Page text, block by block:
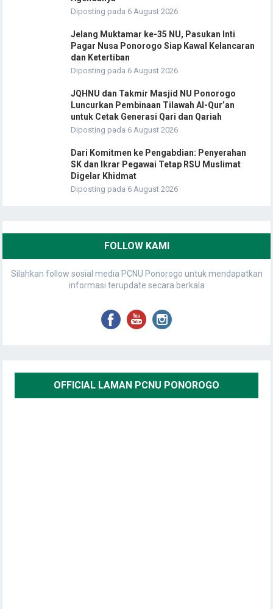
Diposting pada 6 August 2026
Jelang Muktamar ke-35 NU, Pasukan Inti
Pagar Nusa Ponorogo Siap Kawal Kelancaran
dan Ketertiban
Diposting pada 6 August 2026
JQHNU dan Takmir Masjid NU Ponorogo
Luncurkan Pembinaan Tilawah Al-Qur’an
untuk Cetak Generasi Qari dan Qariah
Diposting pada 6 August 2026
Dari Komitmen ke Pengabdian: Penyerahan
SK dan Ikrar Pegawai Tetap RSU Muslimat
Digelar Khidmat
Diposting pada 6 August 2026
FOLLOW KAMI
Silahkan follow sosial media PCNU Ponorogo untuk mendapatkan
informasi terupdate secara berkala
OFFICIAL LAMAN PCNU PONOROGO